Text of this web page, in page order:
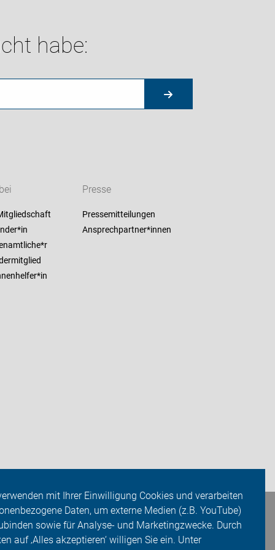
mit Ihrer Einwilligung Cookies und verarbeiten
Daten, um externe Medien (z.B. YouTube)
sowie für Analyse- und Marketingzwecke. Durch
auf ‚Alles akzeptieren‘ willigen Sie ein. Unter
habe:
Presse
Pressemitteilungen
Ansprechpartner*innen